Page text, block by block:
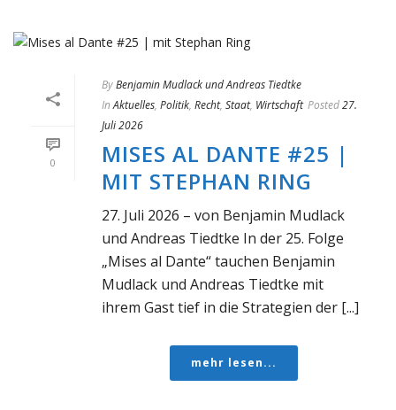
0
ByBenjamin Mudlack und Andreas Tiedtke
In Aktuelles, Politik, Recht, Staat, Wirtschaft Posted27.
Juli 2026
MISES AL DANTE #25 |
MIT STEPHAN RING
27. Juli 2026 – von Benjamin Mudlack
und Andreas Tiedtke In der 25. Folge
„Mises al Dante“ tauchen Benjamin
Mudlack und Andreas Tiedtke mit
ihrem Gast tief in die Strategien der [...]
mehr lesen...